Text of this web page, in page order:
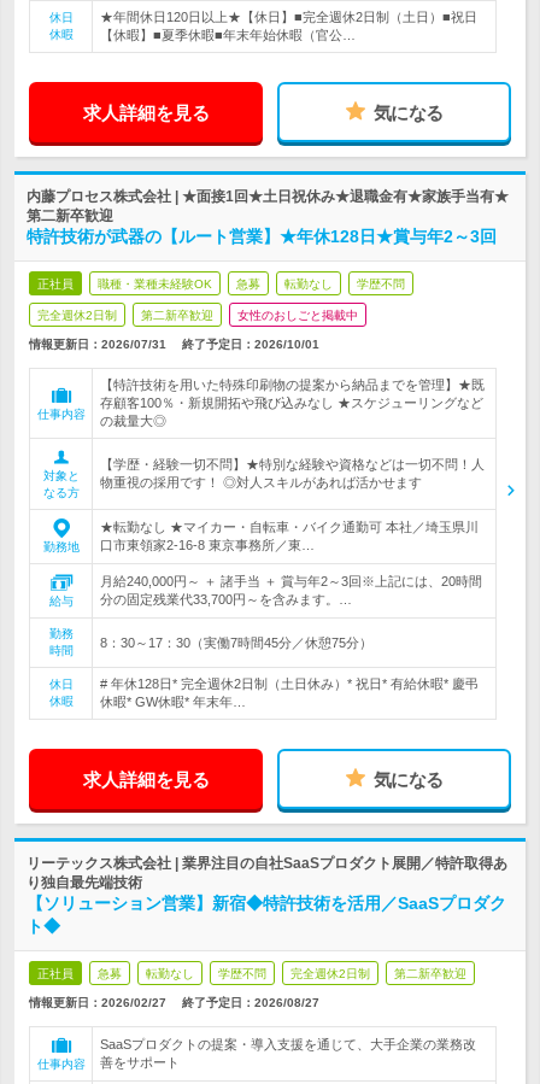
休日
休暇
★年間休日120日以上★【休日】■完全週休2日制（土日）■祝日
【休暇】■夏季休暇■年末年始休暇（官公…
求人詳細を見る 気になる
内藤プロセス株式会社 | ★面接1回★土日祝休み★退職金有★家族手当有★
第二新卒歓迎
特許技術が武器の【ルート営業】★年休128日★賞与年2～3回
正社員 職種・業種未経験OK 急募 転勤なし 学歴不問
完全週休2日制 第二新卒歓迎 女性のおしごと掲載中
情報更新日：2026/07/31 終了予定日： 2026/10/01
仕事内容
【特許技術を用いた特殊印刷物の提案から納品までを管理】★既
存顧客100％・新規開拓や飛び込みなし ★スケジューリングなど
の裁量大◎
対象と
なる方
【学歴・経験一切不問】★特別な経験や資格などは一切不問！人
物重視の採用です！ ◎対人スキルがあれば活かせます
勤務地
★転勤なし ★マイカー・自転車・バイク通勤可 本社／埼玉県川
口市東領家2-16-8 東京事務所／東…
給与
月給240,000円～ ＋ 諸手当 ＋ 賞与年2～3回※上記には、20時間
分の固定残業代33,700円～を含みます。…
勤務
時間
8：30～17：30（実働7時間45分／休憩75分）
休日
休暇
# 年休128日* 完全週休2日制（土日休み）* 祝日* 有給休暇* 慶弔
休暇* GW休暇* 年末年…
求人詳細を見る 気になる
リーテックス株式会社 | 業界注目の自社SaaSプロダクト展開／特許取得あ
り独自最先端技術
【ソリューション営業】新宿◆特許技術を活用／SaaSプロダク
ト◆
正社員 急募 転勤なし 学歴不問 完全週休2日制 第二新卒歓迎
情報更新日：2026/02/27 終了予定日： 2026/08/27
仕事内容
SaaSプロダクトの提案・導入支援を通じて、大手企業の業務改
善をサポート